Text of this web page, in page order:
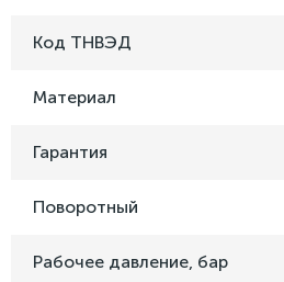
Код ТНВЭД
Материал
Гарантия
Поворотный
Рабочее давление, бар